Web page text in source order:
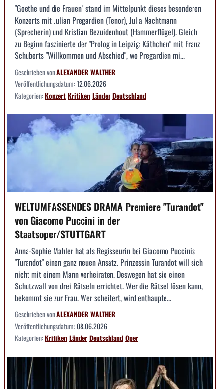
"Goethe und die Frauen" stand im Mittelpunkt dieses besonderen
Konzerts mit Julian Pregardien (Tenor), Julia Nachtmann
(Sprecherin) und Kristian Bezuidenhout (Hammerflügel). Gleich
zu Beginn faszinierte der "Prolog in Leipzig: Käthchen" mit Franz
Schuberts "Willkommen und Abschied", wo Pregardien mi...
Geschrieben vonALEXANDER WALTHER
Veröffentlichungsdatum:12.06.2026
Kategorien:KonzertKritikenLänderDeutschland
WELTUMFASSENDES DRAMA Premiere "Turandot"
von Giacomo Puccini in der
Staatsoper/STUTTGART
Anna-Sophie Mahler hat als Regisseurin bei Giacomo Puccinis
"Turandot" einen ganz neuen Ansatz. Prinzessin Turandot will sich
nicht mit einem Mann verheiraten. Deswegen hat sie einen
Schutzwall von drei Rätseln errichtet. Wer die Rätsel lösen kann,
bekommt sie zur Frau. Wer scheitert, wird enthaupte...
Geschrieben vonALEXANDER WALTHER
Veröffentlichungsdatum:08.06.2026
Kategorien:KritikenLänderDeutschlandOper